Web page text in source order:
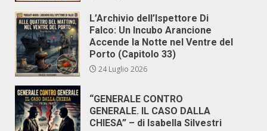
L’Archivio dell’Ispettore Di
Falco: Un Incubo Arancione
Accende la Notte nel Ventre del
Porto (Capitolo 33)
24 Luglio 2026
“GENERALE CONTRO
GENERALE. IL CASO DALLA
CHIESA” – di Isabella Silvestri